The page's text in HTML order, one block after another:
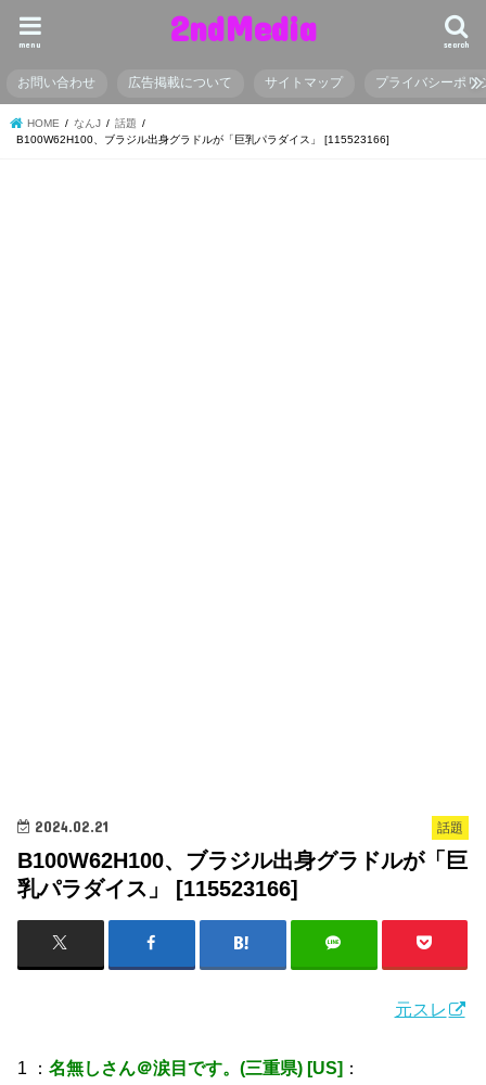
2ndMedia search
menu
お問い合わせ 広告掲載について サイトマップ プライバシーポリ
HOME なんJ
話題
B100W62H100、ブラジル出身グラドルが「巨乳パラダイス」 [115523166]
話題
2024.02.21
B100W62H100、ブラジル出身グラドルが「巨
乳パラダイス」 [115523166]
元スレ
1 ：名無しさん＠涙目です。(三重県) [US] ：